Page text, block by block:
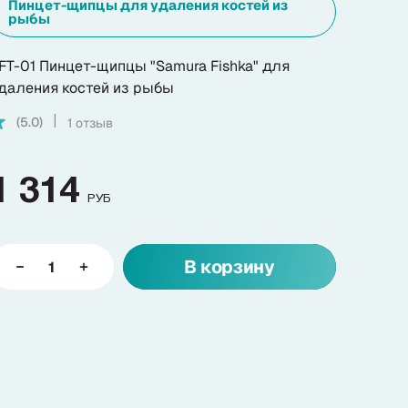
Пинцет-щипцы для удаления костей из
рыбы
01 Пинцет-щипцы "Samura Fishka" для
костей из рыбы
(5.0) 1 отзыв
314 РУБ
В корзину